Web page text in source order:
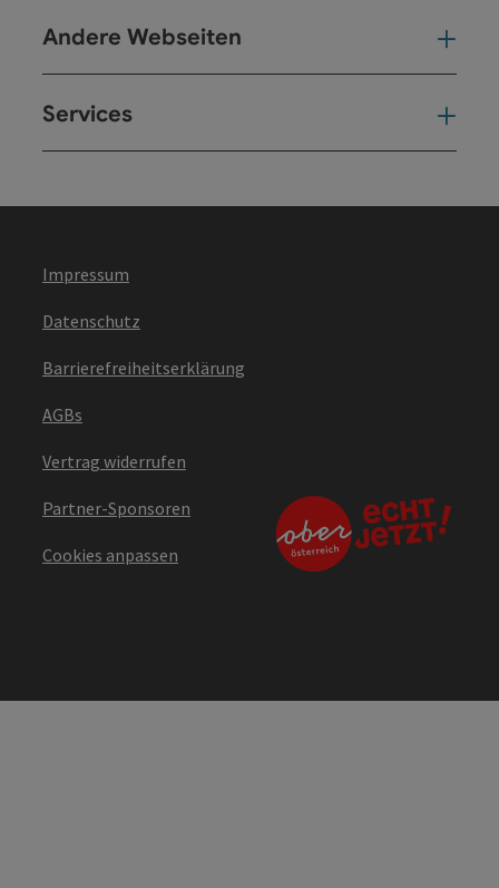
Andere Webseiten
Services
Impressum
Datenschutz
Barrierefreiheitserklärung
AGBs
Vertrag widerrufen
Partner-Sponsoren
Cookies anpassen